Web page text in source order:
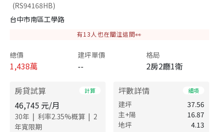
(RS94168HB)
台中市南區工學路
有13 人也在關注這間👀
總價
1,438萬
建坪單價
--
格局
2房2廳1衛
房貸試算 計算
46,745 元/月
30年 | 利率2.35%概算 | 2
年寬限期
坪數詳情 細項
建坪
37.56
主+陽
16.87
地坪
4.13